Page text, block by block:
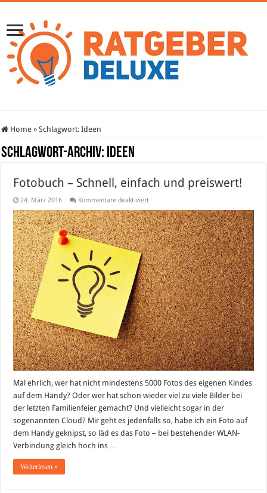
Home » Schlagwort:Ideen
Schlagwort-Archiv: Ideen
Fotobuch – Schnell, einfach und preiswert!
24. März 2016 Kommentare deaktiviertfür
–
Schnell,
einfach
und
preiswert!
Mal ehrlich, wer hat nicht mindestens 5000 Fotos des eigenen Kindes
auf dem Handy? Oder wer hat schon wieder viel zu viele Bilder bei
der letzten Familienfeier gemacht? Und vielleicht sogar in der
sogenannten Cloud? Mir geht es jedenfalls so, habe ich ein Foto auf
dem Handy geknipst, so läd es das Foto – bei bestehender WLAN-
Verbindung gleich hoch ins …
Weiterlesen »